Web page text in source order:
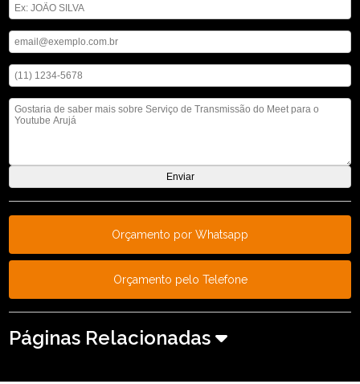
Orçamento por Whatsapp
Orçamento pelo Telefone
Páginas Relacionadas